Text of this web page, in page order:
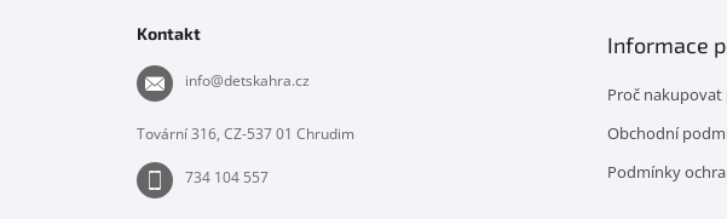
Kontakt
info@detskahra.cz
Tovární 316, CZ-537 01 Chrudim
734 104 557
Informace
Proč nakupovat
Obchodní
Podmínky